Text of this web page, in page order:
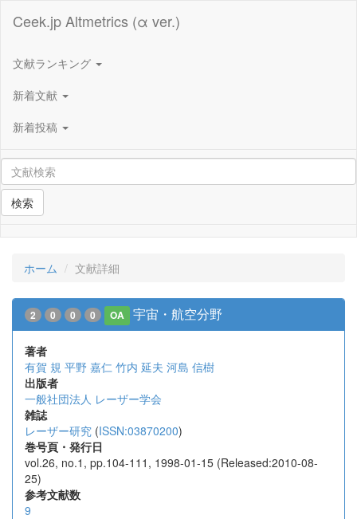
Ceek.jp Altmetrics (α ver.)
文献ランキング
新着文献
新着投稿
検索
ホーム 文献詳細
2 0 0 0 OA 宇宙・航空分野
著者
有賀 規 平野 嘉仁 竹内 延夫 河島 信樹
出版者
一般社団法人 レーザー学会
雑誌
レーザー研究 (ISSN:03870200)
巻号頁・発行日
vol.26, no.1, pp.104-111, 1998-01-15 (Released:2010-08-
25)
参考文献数
9